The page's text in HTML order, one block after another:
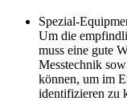
Spezial-
Um die
muss eine gute
Messtechnik
können, um im
identifizieren zu